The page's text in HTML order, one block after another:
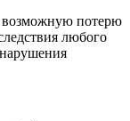
возможную потерю
любого